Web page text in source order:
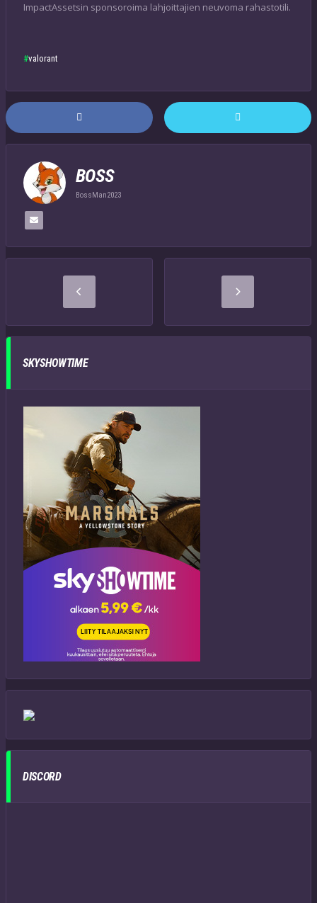
ImpactAssetsin sponsoroima lahjoittajien neuvoma rahastotili.
valorant
BOSS
BossMan2023
SKYSHOWTIME
DISCORD